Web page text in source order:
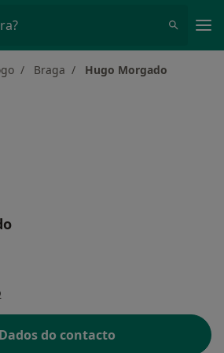
Braga Hugo Morgado
Dados do contacto